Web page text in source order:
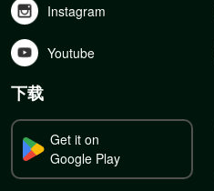
Instagram
Youtube
下载
Get it on
Google Play